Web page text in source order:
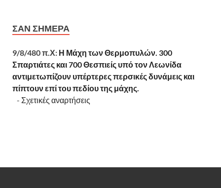
ΣΑΝ ΣΉΜΕΡΑ
9/8/480 π.Χ: Η Μάχη των Θερμοπυλών. 300
Σπαρτιάτες και 700 Θεσπιείς υπό τον Λεωνίδα
αντιμετωπίζουν υπέρτερες περσικές δυνάμεις και
πίπτουν επί του πεδίου της μάχης.
- Σχετικές αναρτήσεις